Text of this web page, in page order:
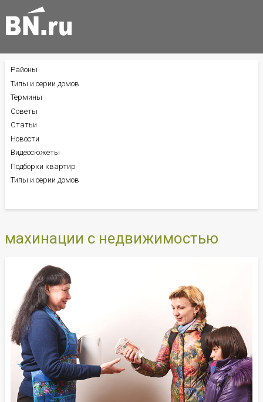
махинации с недвижимостью
БОКОВОЕ
МЕНЮ
Районы
Типы и серии домов
Термины
Советы
Статьи
Новости
Видеосюжеты
Подборки квартир
Типы и серии домов